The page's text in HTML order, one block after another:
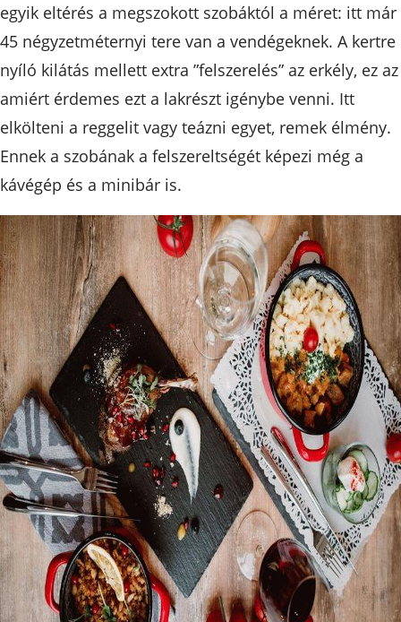
egyik eltérés a megszokott szobáktól a méret: itt már
45 négyzetméternyi tere van a vendégeknek. A kertre
nyíló kilátás mellett extra ”felszerelés” az erkély, ez az
amiért érdemes ezt a lakrészt igénybe venni. Itt
elkölteni a reggelit vagy teázni egyet, remek élmény.
Ennek a szobának a felszereltségét képezi még a
kávégép és a minibár is.